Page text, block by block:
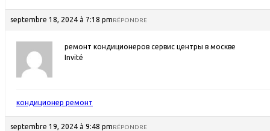
septembre 18, 2024 à 7:18 pmRÉPONDRE
ремонт кондиционеров сервис центры в москве
Invité
кондиционер ремонт
septembre 19, 2024 à 9:48 pmRÉPONDRE